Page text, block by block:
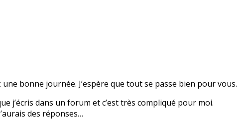
bonne journée. J’espère que tout se passe bien pour vous.
j’écris dans un forum et c’est très compliqué pour moi.
des réponses…